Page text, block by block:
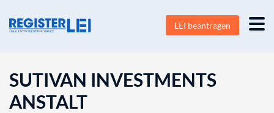
LEI beantragen
SUTIVAN INVESTMENTS
ANSTALT